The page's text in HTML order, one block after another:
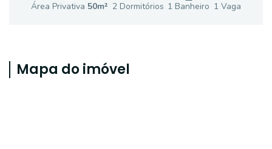
Área Privativa 50m² 2Dormitórios 1 Banheiro 1 Vaga
Mapa do imóvel